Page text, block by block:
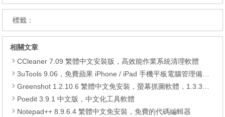
標籤：
相關文章
CCleaner 7.09 繁體中文安裝版，高效能作業系統清理軟體
3uTools 9.06，免費蘋果 iPhone / iPad 手機平板電腦管理備份還原軟體
Greenshot 1.2.10.6 繁體中文免安裝，螢幕抓圖軟體，1.3.315 安裝版
Poedit 3.9.1 中文版，中文化工具軟體
Notepad++ 8.9.6.4 繁體中文免安裝，免費的代碼編輯器